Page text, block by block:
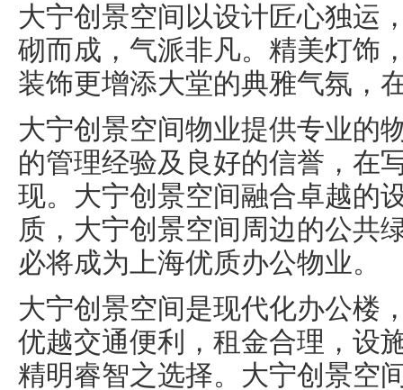
大宁创景空间以设计匠心独运
砌而成，气派非凡。精美灯饰
装饰更增添大堂的典雅气氛，
大宁创景空间物业提供专业的
的管理经验及良好的信誉，在
现。大宁创景空间融合卓越的
质，大宁创景空间周边的公共
必将成为上海优质办公物业。
大宁创景空间是现代化办公楼
优越交通便利，租金合理，设
精明睿智之选择。大宁创景空